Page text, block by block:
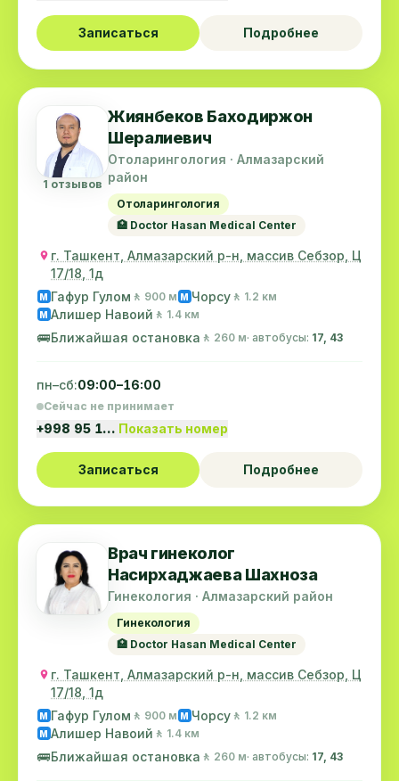
Записаться Подробнее
1 отзывов
Жиянбеков Баходиржон
Шералиевич
Отоларингология · Алмазарский
район
Отоларингология
🏥 Doctor Hasan Medical Center
г. Ташкент, Алмазарский р-н, массив Себзор, Ц
17/18, 1д
M Гафур Гулом 🚶 900 м M Чорсу 🚶 1.2 км
M Алишер Навоий 🚶 1.4 км
🚌Ближайшая остановка 🚶 260 м· автобусы: 17, 43
пн–сб:09:00–16:00
Сейчас не принимает
+998 95 1… Показать номер
Записаться Подробнее
Врач гинеколог
Насирхаджаева Шахноза
Гинекология · Алмазарский район
Гинекология
🏥 Doctor Hasan Medical Center
г. Ташкент, Алмазарский р-н, массив Себзор, Ц
17/18, 1д
M Гафур Гулом 🚶 900 м M Чорсу 🚶 1.2 км
M Алишер Навоий 🚶 1.4 км
🚌Ближайшая остановка 🚶 260 м· автобусы: 17, 43